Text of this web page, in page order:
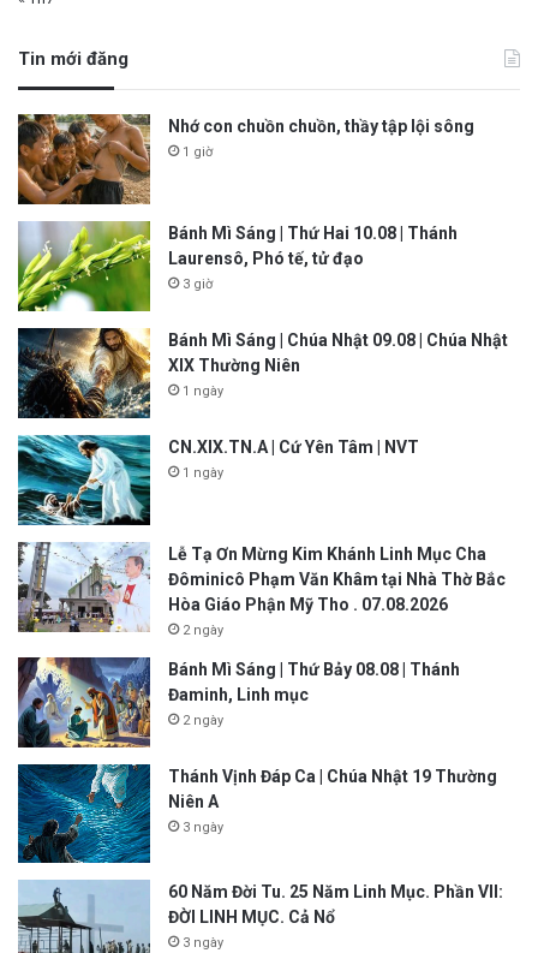
Tin mới đăng
Nhớ con chuồn chuồn, thầy tập lội sông
1 giờ
Bánh Mì Sáng | Thứ Hai 10.08 | Thánh
Laurensô, Phó tế, tử đạo
3 giờ
Bánh Mì Sáng | Chúa Nhật 09.08 | Chúa Nhật
XIX Thường Niên
1 ngày
CN.XIX.TN.A | Cứ Yên Tâm | NVT
1 ngày
Lễ Tạ Ơn Mừng Kim Khánh Linh Mục Cha
Đôminicô Phạm Văn Khâm tại Nhà Thờ Bắc
Hòa Giáo Phận Mỹ Tho . 07.08.2026
2 ngày
Bánh Mì Sáng | Thứ Bảy 08.08 | Thánh
Đaminh, Linh mục
2 ngày
Thánh Vịnh Đáp Ca | Chúa Nhật 19 Thường
Niên A
3 ngày
60 Năm Đời Tu. 25 Năm Linh Mục. Phần VII:
ĐỜI LINH MỤC. Cả Nổ
3 ngày